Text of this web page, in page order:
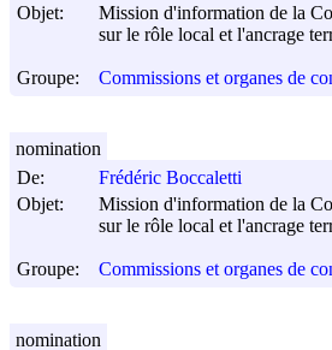
Objet:
Mission d'information de la
sur le rôle local et l'ancrage
Groupe: Commissions et organes de
De:
Frédéric Boccaletti
Objet:
Mission d'information de la
sur le rôle local et l'ancrage
Groupe: Commissions et organes de
nomination
nomination